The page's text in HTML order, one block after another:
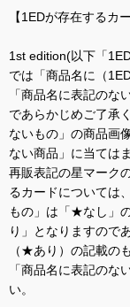
【1EDが存在するカ
1st edition(以下「
では「商品名に（
「商品名に表記のな
であらかじめご了承
ないもの」の商品画
ない商品」に当ては
再販表記の星マーク
るカードについては
もの」は「★なし」
り」となりますので
（★あり）の記載の
「商品名に表記のな
い。